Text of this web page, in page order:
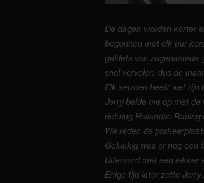
De dagen worden korter
begonnen met elk uur
geklets van zogenaamde
snel vervelen, dus de
Elk seizoen heeft wel zijn
Jerry belde me op met
richting Hollandse Rading
We reden de
Gelukkig was er nog een
Uiteraard met een lekker
Enige tijd later zette Jerry